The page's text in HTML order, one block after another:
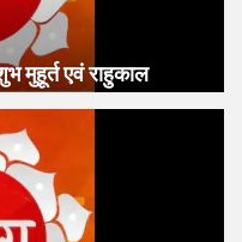
मुहूर्त एवं राहुकाल